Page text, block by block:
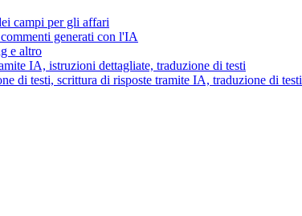
campi per gli affari
generati con l'IA
e altro
IA, istruzioni dettagliate, traduzione di testi
di testi, scrittura di risposte tramite IA, traduzione di testi